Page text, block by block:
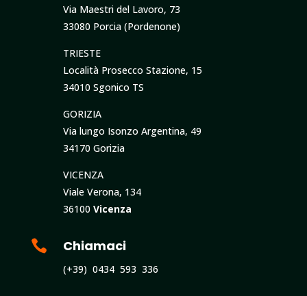
Via Maestri del Lavoro, 73
33080 Porcia (Pordenone)
TRIESTE
Località Prosecco Stazione, 15
34010 Sgonico TS
GORIZIA
Via lungo Isonzo Argentina, 49
34170 Gorizia
VICENZA
Viale Verona, 134
36100 Vicenza
 Chiamaci
(+39) 0434 593 336